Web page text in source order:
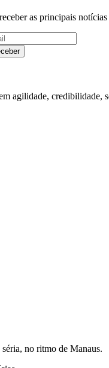
as principais
agilidade, credibilidade,
no ritmo de Manaus.